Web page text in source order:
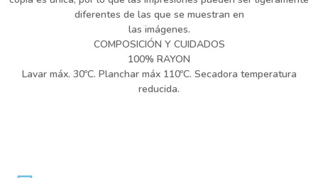
diferentes de las que se muestran en
las imágenes.
COMPOSICIÓN Y CUIDADOS
100% RAYON
Lavar máx. 30ºC. Planchar máx 110ºC. Secadora temperatura
reducida.